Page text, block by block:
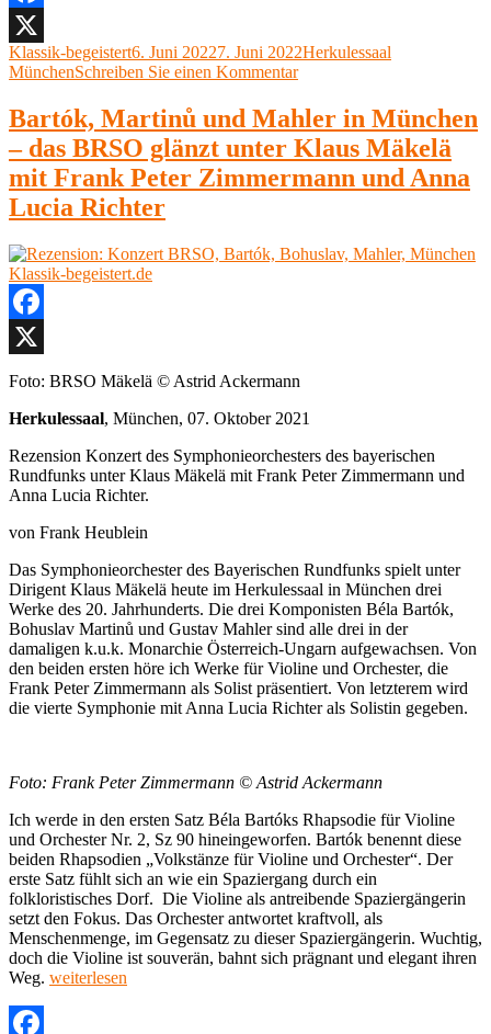
Polnischer
Symbolismus
um
München,
Herkulessaal,
1.
Juni
2022“
Facebook
X
Autor
Klassik-begeistertVeröffentlicht
am
6. Juni 20227. Juni 2022Kategorien
Herkulessaal
MünchenSchreiben Sie einen Kommentarzu
zu
„Stille
Rebellen“
Polnischer
1900
München,
Bartók, Martinů und Mahler in München
– das BRSO glänzt unter Klaus Mäkelä
mit Frank Peter Zimmermann und Anna
Lucia Richter
Facebook
X
Foto: BRSO Mäkelä © Astrid Ackermann
Herkulessaal, München, 07. Oktober 2021
Rezension Konzert des Symphonieorchesters des bayerischen
Rundfunks unter Klaus Mäkelä mit Frank Peter Zimmermann und
Anna Lucia Richter.
von Frank Heublein
Das Symphonieorchester des Bayerischen Rundfunks spielt unter
Dirigent Klaus Mäkelä heute im Herkulessaal in München drei
Werke des 20. Jahrhunderts. Die drei Komponisten Béla Bartók,
Bohuslav Martinů und Gustav Mahler sind alle drei in der
damaligen k.u.k. Monarchie Österreich-Ungarn aufgewachsen. Von
den beiden ersten höre ich Werke für Violine und Orchester, die
Frank Peter Zimmermann als Solist präsentiert. Von letzterem wird
die vierte Symphonie mit Anna Lucia Richter als Solistin gegeben.
Foto: Frank Peter Zimmermann © Astrid Ackermann
Ich werde in den ersten Satz Béla Bartóks Rhapsodie für Violine
und Orchester Nr. 2, Sz 90 hineingeworfen. Bartók benennt diese
beiden Rhapsodien „Volkstänze für Violine und Orchester“. Der
erste Satz fühlt sich an wie ein Spaziergang durch ein
folkloristisches Dorf. Die Violine als antreibende Spaziergängerin
setzt den Fokus. Das Orchester antwortet kraftvoll, als
Menschenmenge, im Gegensatz zu dieser Spaziergängerin. Wuchtig,
doch die Violine ist souverän, bahnt sich prägnant und elegant ihren
Weg. „Rezension:
weiterlesen